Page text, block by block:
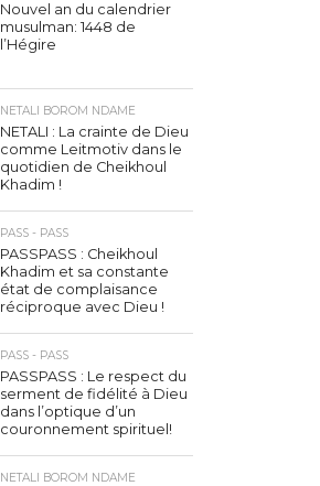
Nouvel an du calendrier
musulman: 1448 de
l’Hégire
NETALI BOROM NDAME
NETALI : La crainte de Dieu
comme Leitmotiv dans le
quotidien de Cheikhoul
Khadim !
PASS - PASS
PASSPASS : Cheikhoul
Khadim et sa constante
état de complaisance
réciproque avec Dieu !
PASS - PASS
PASSPASS : Le respect du
serment de fidélité à Dieu
dans l’optique d’un
couronnement spirituel!
NETALI BOROM NDAME